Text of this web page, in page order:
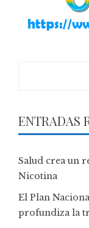
ENTRADAS
Salud crea un
Nicotina
El Plan
profundiza la